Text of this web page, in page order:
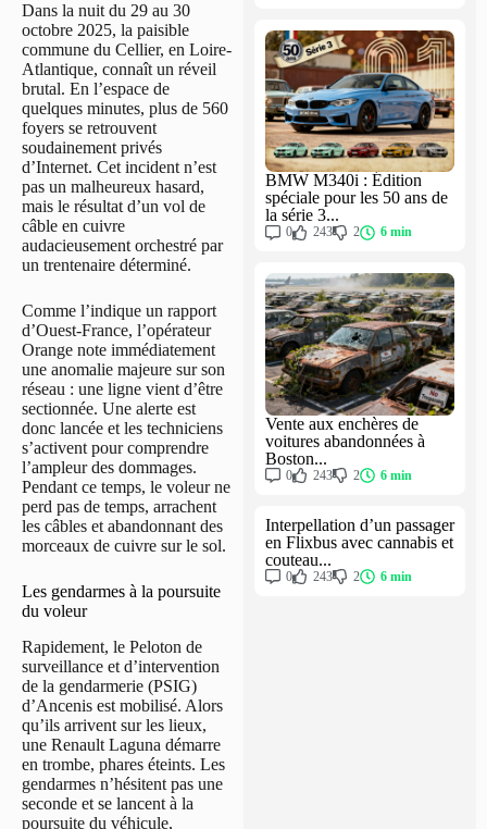
Dans la nuit du 29 au 30
octobre 2025, la paisible
commune du Cellier, en Loire-
Atlantique, connaît un réveil
brutal. En l’espace de
quelques minutes, plus de 560
foyers se retrouvent
soudainement privés
d’Internet. Cet incident n’est
pas un malheureux hasard,
mais le résultat d’un vol de
câble en cuivre
audacieusement orchestré par
un trentenaire déterminé.
Comme l’indique un rapport
d’Ouest-France, l’opérateur
Orange note immédiatement
une anomalie majeure sur son
réseau : une ligne vient d’être
sectionnée. Une alerte est
donc lancée et les techniciens
s’activent pour comprendre
l’ampleur des dommages.
Pendant ce temps, le voleur ne
perd pas de temps, arrachent
les câbles et abandonnant des
morceaux de cuivre sur le sol.
Les gendarmes à la poursuite
du voleur
Rapidement, le Peloton de
surveillance et d’intervention
de la gendarmerie (PSIG)
d’Ancenis est mobilisé. Alors
qu’ils arrivent sur les lieux,
une Renault Laguna démarre
en trombe, phares éteints. Les
gendarmes n’hésitent pas une
seconde et se lancent à la
poursuite du véhicule,
BMW M340i : Édition
spéciale pour les 50 ans de
la série 3...
0 243 2 6 min
Vente aux enchères de
voitures abandonnées à
Boston...
0 243 2 6 min
Interpellation d’un passager
en Flixbus avec cannabis et
couteau...
0 243 2 6 min